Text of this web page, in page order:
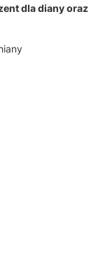
dla diany oraz